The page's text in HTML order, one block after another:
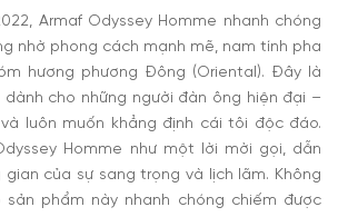
Armaf Odyssey Homme nhanh chóng
nhờ phong cách mạnh mẽ, nam tính pha
hương phương Đông (Oriental). Đây là
cho những người đàn ông hiện đại –
luôn muốn khẳng định cái tôi độc đáo.
Homme như một lời mời gọi, dẫn
của sự sang trọng và lịch lãm. Không
sản phẩm này nhanh chóng chiếm được